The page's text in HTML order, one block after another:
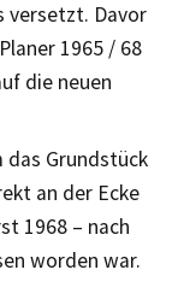
versetzt. Davor
1965 / 68
die neuen
das Grundstück
an der Ecke
1968 – nach
worden war.